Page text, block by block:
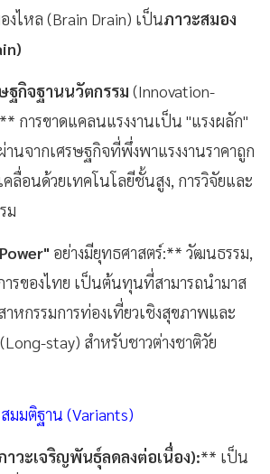
งไหล (Brain Drain) เป็นภาวะสมอง
ฐกิจฐานนวัตกรรม (Innovation-
การขาดแคลนแรงงานเป็น "แรงผลัก"
นจากเศรษฐกิจที่พึ่งพาแรงงานราคาถูก
ลื่อนด้วยเทคโนโลยีชั้นสูง, การวิจัยและ
ม
อย่างมียุทธศาสตร์:** วัฒนธรรม,
ารของไทย เป็นต้นทุนที่สามารถนำมาส
าหกรรมการท่องเที่ยวเชิงสุขภาพและ
stay) สำหรับชาวต่างชาติวัย
มมติฐาน (Variants)
วะเจริญพันธุ์ลดลงต่อเนื่อง):** เป็น